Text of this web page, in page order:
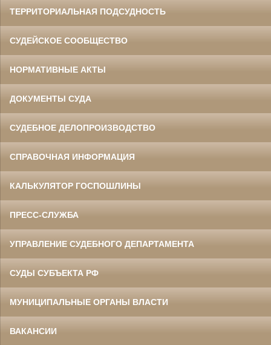
ТЕРРИТОРИАЛЬНАЯ ПОДСУДНОСТЬ
СУДЕЙСКОЕ СООБЩЕСТВО
НОРМАТИВНЫЕ АКТЫ
ДОКУМЕНТЫ СУДА
СУДЕБНОЕ ДЕЛОПРОИЗВОДСТВО
СПРАВОЧНАЯ ИНФОРМАЦИЯ
КАЛЬКУЛЯТОР ГОСПОШЛИНЫ
ПРЕСС-СЛУЖБА
УПРАВЛЕНИЕ СУДЕБНОГО ДЕПАРТАМЕНТА
СУДЫ СУБЪЕКТА РФ
МУНИЦИПАЛЬНЫЕ ОРГАНЫ ВЛАСТИ
ВАКАНСИИ